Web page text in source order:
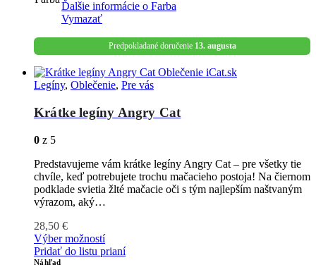
Ďalšie informácie o Farba
Vymazať
Predpokladané doručenie 13. augusta
Legíny, Oblečenie, Pre vás
Krátke legíny Angry Cat
0 z 5
Predstavujeme vám krátke legíny Angry Cat – pre všetky tie
chvíle, keď potrebujete trochu mačacieho postoja! Na čiernom
podklade svietia žlté mačacie oči s tým najlepším naštvaným
výrazom, aký…
28,50 €
Výber možností
Pridať do listu prianí
Náhľad